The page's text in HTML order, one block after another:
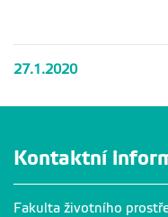
27.1.2020
Kontaktní
Fakulta životního